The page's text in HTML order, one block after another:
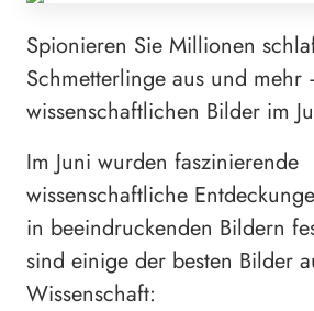
Spionieren Sie Millionen
Schmetterlinge aus und mehr
wissenschaftlichen Bilder im
Im Juni wurden faszinierende
wissenschaftliche
in beeindruckenden Bildern
sind einige der besten Bilder
Wissenschaft: